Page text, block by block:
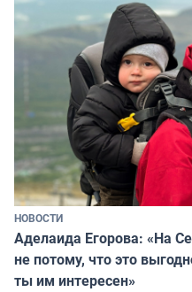
НОВОСТИ
Аделаида Егорова: «На
не потому, что это
ты им интересен»